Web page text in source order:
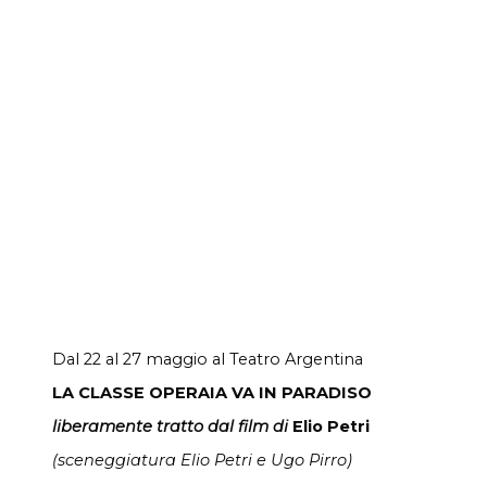
Dal 22 al 27 maggio al Teatro Argentina
LA CLASSE OPERAIA VA IN PARADISO
liberamente tratto dal film di Elio Petri
(sceneggiatura Elio Petri e Ugo Pirro)